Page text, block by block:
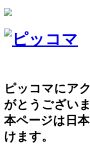
ピッコマにア
がとうございま
本ページは日
けます。